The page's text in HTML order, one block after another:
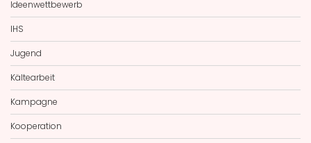
Ideenwettbewerb
IHS
Jugend
Kältearbeit
Kampagne
Kooperation